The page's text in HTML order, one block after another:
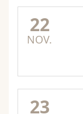
22
NOV.
23